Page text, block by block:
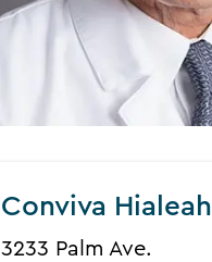
Conviva Hialeah
3233 Palm Ave.